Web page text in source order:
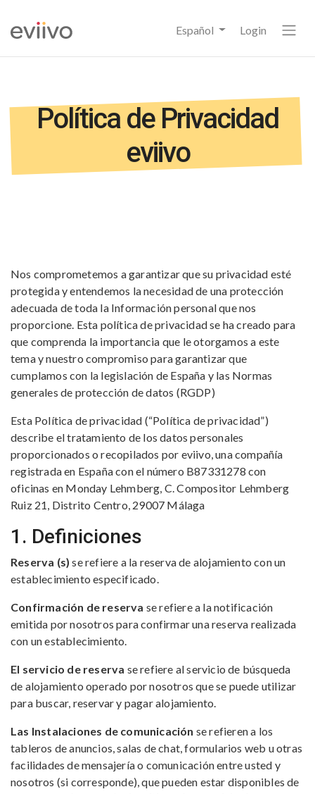
Español Login
Política de Privacidad
eviivo
Nos comprometemos a garantizar que su privacidad esté
protegida y entendemos la necesidad de una protección
adecuada de toda la Información personal que nos
proporcione. Esta política de privacidad se ha creado para
que comprenda la importancia que le otorgamos a este
tema y nuestro compromiso para garantizar que
cumplamos con la legislación de España y las Normas
generales de protección de datos (RGDP)
Esta Política de privacidad (“Política de privacidad”)
describe el tratamiento de los datos personales
proporcionados o recopilados por eviivo, una compañía
registrada en España con el número B87331278 con
oficinas en Monday Lehmberg, C. Compositor Lehmberg
Ruiz 21, Distrito Centro, 29007 Málaga
1. Definiciones
Reserva (s) se refiere a la reserva de alojamiento con un
establecimiento especificado.
Confirmación de reserva se refiere a la notificación
emitida por nosotros para confirmar una reserva realizada
con un establecimiento.
El servicio de reserva se refiere al servicio de búsqueda
de alojamiento operado por nosotros que se puede utilizar
para buscar, reservar y pagar alojamiento.
Las Instalaciones de comunicación se refieren a los
tableros de anuncios, salas de chat, formularios web u otras
facilidades de mensajería o comunicación entre usted y
nosotros (si corresponde), que pueden estar disponibles de